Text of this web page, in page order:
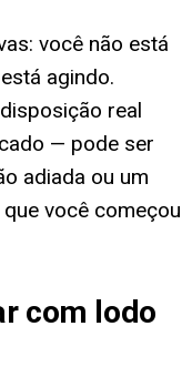
você não está
agindo.
real
— pode ser
adiada ou um
você começou
com lodo